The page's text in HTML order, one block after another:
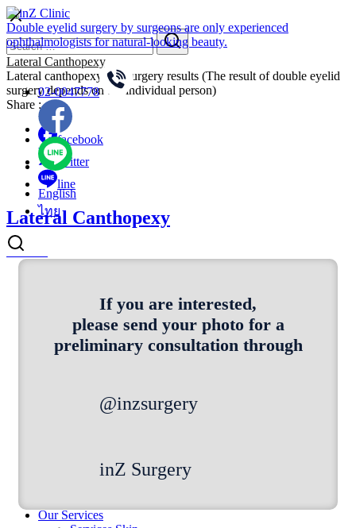
Skip
to
content
Double eyelid surgery by surgeons are only experienced
ophthalmologists for natural-looking beauty.
02-0047778
English
ไทย
Services Surgery
Our Doctors
Work of inZ Surgeons
Our Services
Search
for:
Search
Lateral Canthopexy
Lateral canthopexy eye surgery results (The result of double eyelid
surgery depends on the individual person)
Share :
facebook
twitter
line
Lateral Canthopexy
If you are interested,
please send your photo for a
preliminary consultation through
@inzsurgery
inZ Surgery